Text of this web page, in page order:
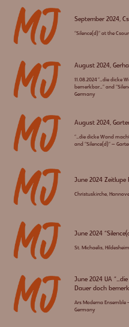
September 2024,
“Silence(d)“ at the
August 2024,
11.08.2024 “…die dicke
bemerkbar…“ and
Germany
August 2024,
“…die dicke Wand
and “Silence(d)“ –
June 2024
Christuskirche,
June 2024
St. Michaelis,
June 2024 UA
Dauer doch
Ars Moderna Ensemble
Germany